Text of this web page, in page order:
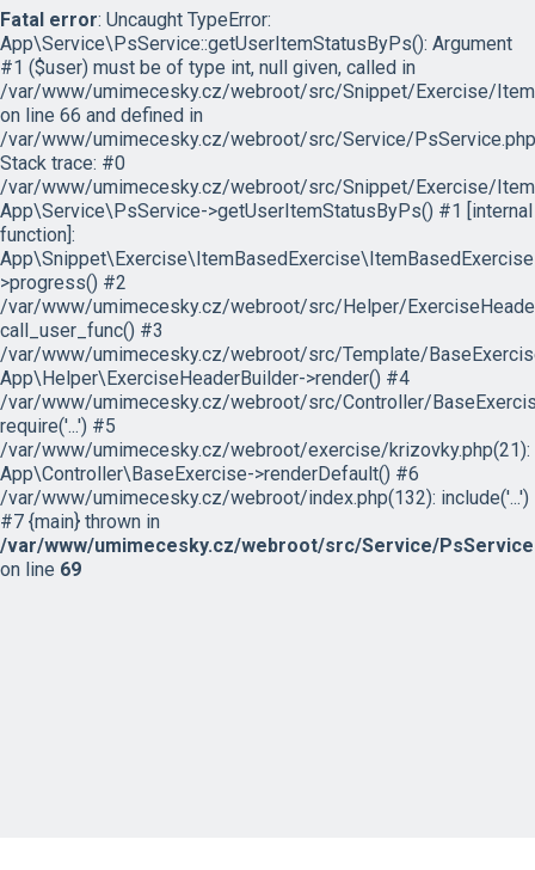
Fatal error: Uncaught TypeError:
App\Service\PsService::getUserItemStatusByPs(): Argument
#1 ($user) must be of type int, null given, called in
/var/www/umimecesky.cz/webroot/src/Snippet/Exercise/
on line 66 and defined in
/var/www/umimecesky.cz/webroot/src/Service/
Stack trace: #0
/var/www/umimecesky.cz/webroot/src/Snippet/Exercise/
App\Service\PsService->getUserItemStatusByPs() #1 [internal
function]:
>progress() #2
/var/www/umimecesky.cz/webroot/src/Helper/
call_user_func() #3
/var/www/umimecesky.cz/webroot/src/Template/
App\Helper\ExerciseHeaderBuilder->render() #4
/var/www/umimecesky.cz/webroot/src/Controller/
require('...') #5
/var/www/umimecesky.cz/webroot/exercise/krizovky.php(21):
App\Controller\BaseExercise->renderDefault() #6
/var/www/umimecesky.cz/webroot/index.php(132): include('...')
#7 {main} thrown in
/var/www/umimecesky.cz/webroot/src/Service/
on line 69